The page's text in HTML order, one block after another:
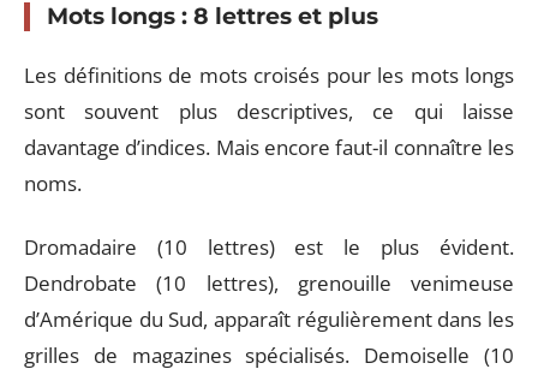
Mots longs : 8 lettres et plus
Les définitions de mots croisés pour les mots longs
sont souvent plus descriptives, ce qui laisse
davantage d’indices. Mais encore faut-il connaître les
noms.
Dromadaire (10 lettres) est le plus évident.
Dendrobate (10 lettres), grenouille venimeuse
d’Amérique du Sud, apparaît régulièrement dans les
grilles de magazines spécialisés. Demoiselle (10